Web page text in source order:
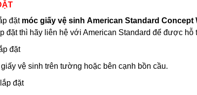
đặt móc giấy vệ sinh American Standard Concept
đặt thì hãy liên hệ với American Standard để được hỗ
đặt
vệ sinh trên tường hoặc bên cạnh bồn cầu.
đặt